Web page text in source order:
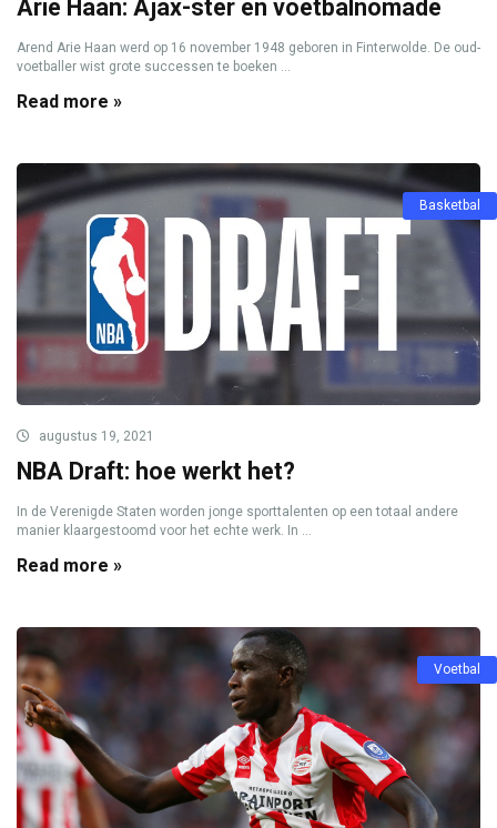
Arie Haan: Ajax-ster en voetbalnomade
Arend Arie Haan werd op 16 november 1948 geboren in Finterwolde. De oud-
voetballer wist grote successen te boeken ...
Read more »
Basketbal
augustus 19, 2021
NBA Draft: hoe werkt het?
In de Verenigde Staten worden jonge sporttalenten op een totaal andere
manier klaargestoomd voor het echte werk. In ...
Read more »
Voetbal